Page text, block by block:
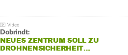
Dobrindt:
NEUES ZENTRUM SOLL ZU
DROHNENSICHERHEIT…